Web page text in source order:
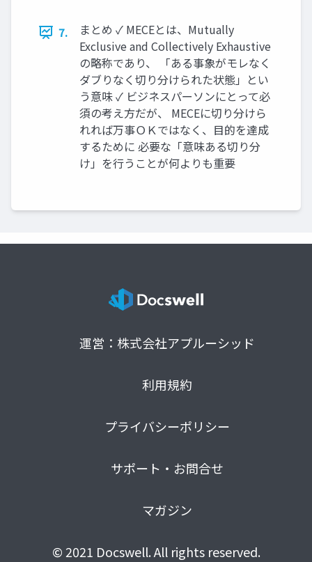
7.
まとめ ✓ MECEとは、Mutually
Exclusive and Collectively Exhaustive
の略称であり、 「ある事象がモレなく
ダブりなく切り分けられた状態」とい
う意味 ✓ ビジネスパーソンにとって必
須の考え方だが、 MECEに切り分けら
れれば万事ＯＫではなく、目的を達成
するために 必要な「意味ある切り分
け」を行うことが何よりも重要
運営：株式会社アプルーシッド
利用規約
プライバシーポリシー
サポート・お問合せ
マガジン
© 2021 Docswell. All rights reserved.